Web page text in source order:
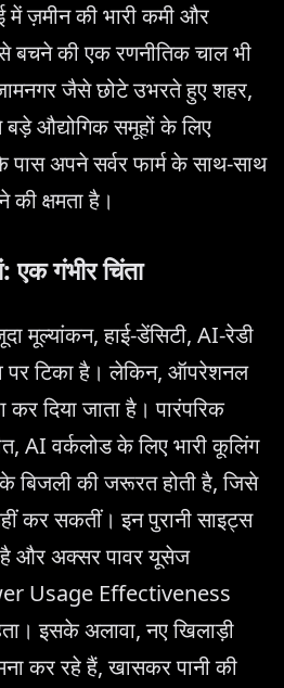
में ज़मीन की भारी कमी और
बचने की एक रणनीतिक चाल भी
जैसे छोटे उभरते हुए शहर,
औद्योगिक समूहों के लिए
अपने सर्वर फार्म के साथ-साथ
की क्षमता है।
गंभीर चिंता
मूल्यांकन, हाई-डेंसिटी, AI-रेडी
टिका है। लेकिन, ऑपरेशनल
दिया जाता है। पारंपरिक
AI वर्कलोड के लिए भारी कूलिंग
बिजली की जरूरत होती है, जिसे
कर सकतीं। इन पुरानी साइट्स
और अक्सर पावर यूसेज
Usage Effectiveness
इसके अलावा, नए खिलाड़ी
कर रहे हैं, खासकर पानी की